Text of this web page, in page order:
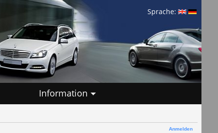
Sprache:
Information
Anmelden